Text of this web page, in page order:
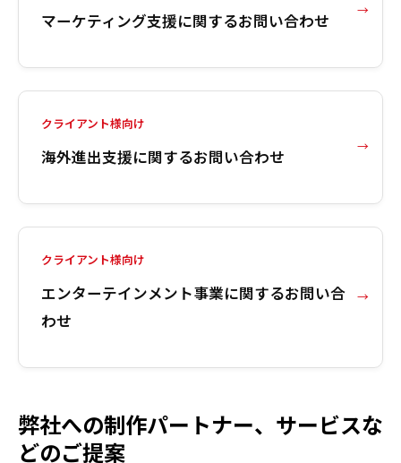
マーケティング支援に関するお問い合わせ
クライアント様向け
海外進出支援に関するお問い合わせ
クライアント様向け
エンターテインメント事業に関するお問い合
わせ
弊社への制作パートナー、サービスな
どのご提案